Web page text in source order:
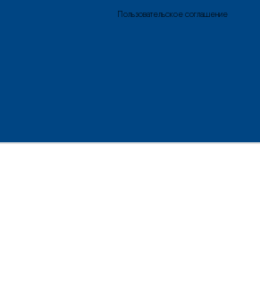
Пользовательское соглашение